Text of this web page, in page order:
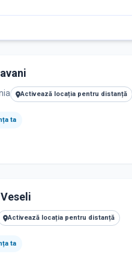
Activează locația pentru distanță
ta
Activează locația pentru distanță
ta